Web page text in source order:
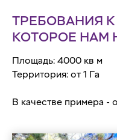
ТРЕБОВАНИЯ
КОТОРОЕ НАМ
Площадь: 4000 кв м
Территория: от 1 Га
В качестве примера -